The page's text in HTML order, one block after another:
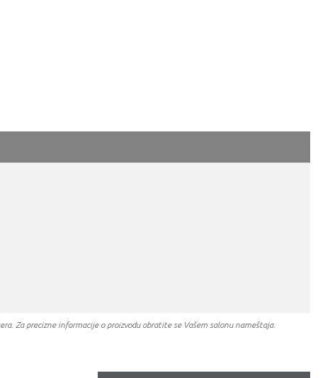
Za precizne informacije o proizvodu obratite se Vašem salonu nameštaja.